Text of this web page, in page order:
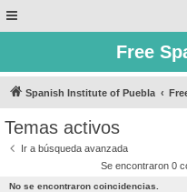
Free
Spanish Institute of Puebla
Temas activos
Ir a búsqueda avanzada
Se encontraron 0
No se encontraron coincidencias.